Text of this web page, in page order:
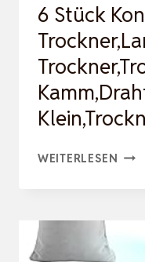
6 Stück
WEITERLESEN 6